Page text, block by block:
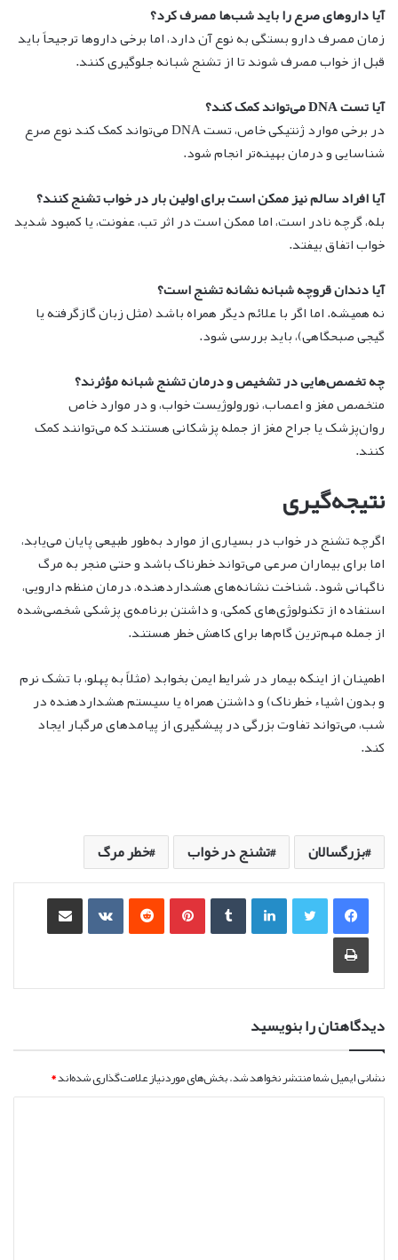
آیا داروهای صرع را باید شب‌ها مصرف کرد؟
زمان مصرف دارو بستگی به نوع آن دارد، اما برخی داروها ترجیحاً باید
قبل از خواب مصرف شوند تا از تشنج شبانه جلوگیری کنند.
آیا تست DNA می‌تواند کمک کند؟
در برخی موارد ژنتیکی خاص، تست DNA می‌تواند کمک کند نوع صرع
شناسایی و درمان بهینه‌تر انجام شود.
آیا افراد سالم نیز ممکن است برای اولین بار در خواب تشنج کنند؟
بله، گرچه نادر است، اما ممکن است در اثر تب، عفونت، یا کمبود شدید
خواب اتفاق بیفتد.
آیا دندان قروچه شبانه نشانه تشنج است؟
نه همیشه. اما اگر با علائم دیگر همراه باشد (مثل زبان گازگرفته یا
گیجی صبحگاهی)، باید بررسی شود.
چه تخصص‌هایی در تشخیص و درمان تشنج شبانه مؤثرند؟
متخصص مغز و اعصاب، نورولوژیست خواب، و در موارد خاص
روان‌پزشک یا جراح مغز از جمله پزشکانی هستند که می‌توانند کمک
کنند.
نتیجه‌گیری
اگرچه تشنج در خواب در بسیاری از موارد به‌طور طبیعی پایان می‌یابد،
اما برای بیماران صرعی می‌تواند خطرناک باشد و حتی منجر به مرگ
ناگهانی شود. شناخت نشانه‌های هشداردهنده، درمان منظم دارویی،
استفاده از تکنولوژی‌های کمکی، و داشتن برنامه‌ی پزشکی شخصی‌شده
از جمله مهم‌ترین گام‌ها برای کاهش خطر هستند.
اطمینان از اینکه بیمار در شرایط ایمن بخوابد (مثلاً به پهلو، با تشک نرم
و بدون اشیاء خطرناک) و داشتن همراه یا سیستم هشداردهنده در
شب، می‌تواند تفاوت بزرگی در پیشگیری از پیامدهای مرگبار ایجاد
کند.
بزرگسالان تشنج در خواب خطر مرگ
لینکدین ‫پین‌ترست ‫رددیت
چاپ
دیدگاهتان را بنویسید
نشانی ایمیل شما منتشر نخواهد شد.بخش‌های موردنیاز علامت‌گذاری شده‌اند*